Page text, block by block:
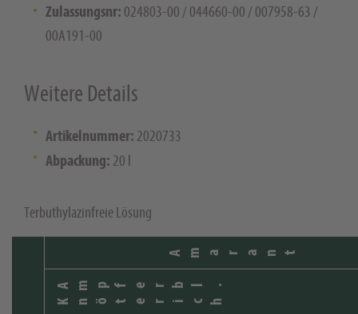
Zulassungsnr: 024803-00 / 044660-00 / 007958-63 /
00A191-00
Weitere Details
Artikelnummer: 2020733
Abpackung: 20 l
Terbuthylazinfreie Lösung
Ampferbl.
Knöterich
Amarant